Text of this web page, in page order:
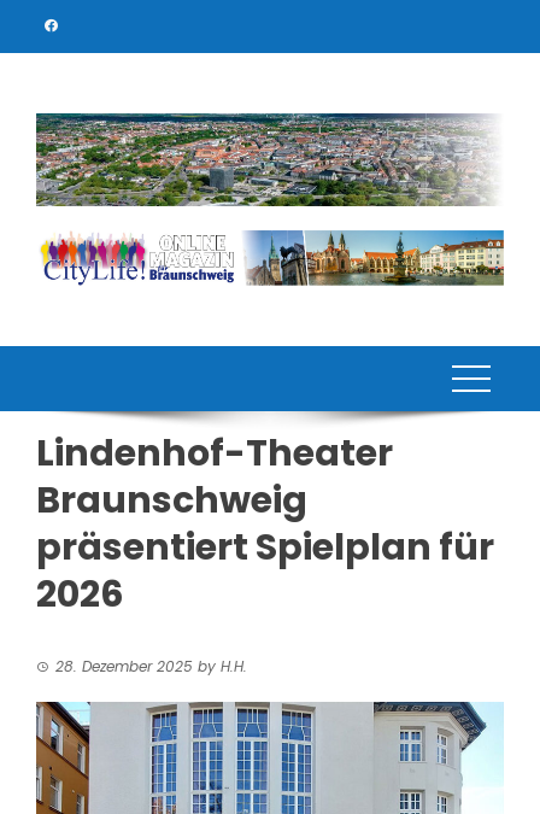
Lindenhof-Theater
Braunschweig
präsentiert Spielplan für
2026
28. Dezember 2025 by H.H.